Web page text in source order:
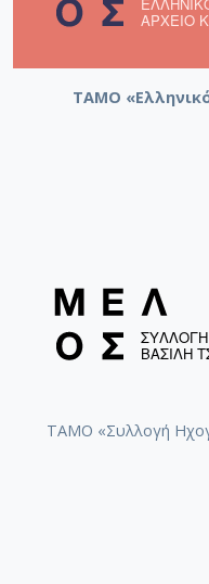
ΤΑΜΟ
ΤΑΜΟ «Συλλογή